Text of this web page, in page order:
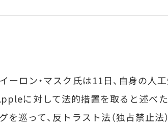
ーロン・マスク氏は11日、自身の人工
Appleに対して法的措置を取ると述べ
を巡って、反トラスト法（独占禁止法